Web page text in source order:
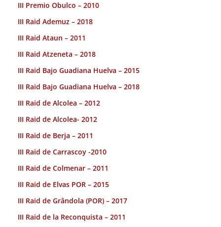
III Premio Obulco – 2010
III Raid Ademuz – 2018
III Raid Ataun – 2011
III Raid Atzeneta – 2018
III Raid Bajo Guadiana Huelva – 2015
III Raid Bajo Guadiana Huelva – 2018
III Raid de Alcolea – 2012
III Raid de Alcolea- 2012
III Raid de Berja – 2011
III Raid de Carrascoy -2010
III Raid de Colmenar – 2011
III Raid de Elvas POR – 2015
III Raid de Grândola (POR) – 2017
III Raid de la Reconquista – 2011